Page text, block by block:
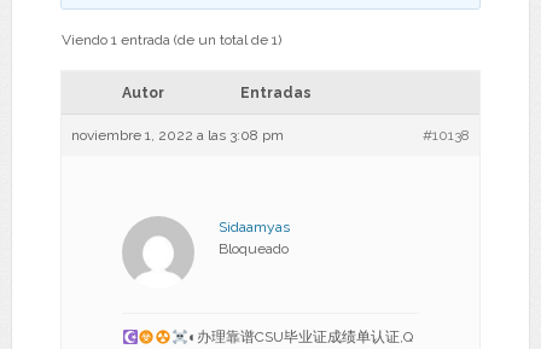
Viendo 1 entrada (de un total de 1)
Autor Entradas
noviembre 1, 2022 a las 3:08 pm #10138
Sidaamyas
Bloqueado
◐办理靠谱CSU毕业证成绩单认证,Q